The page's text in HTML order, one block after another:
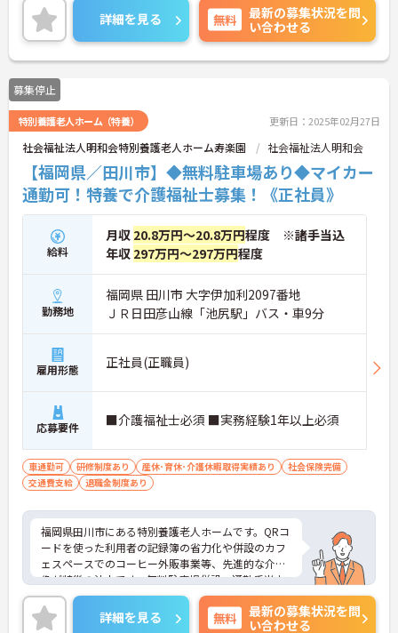
詳細を見る 無料
最新の募集状況を問
い合わせる
募集停止
特別養護老人ホーム（特養） 更新日：2025年02月27日
社会福祉法人明和会特別養護老人ホーム寿楽園 社会福祉法人明和会
【福岡県／田川市】◆無料駐車場あり◆マイカー
通勤可！特養で介護福祉士募集！《正社員》
給料
月収 20.8万円～20.8万円程度 ※諸手当込
年収 297万円～297万円程度
勤務地
福岡県 田川市 大字伊加利2097番地
ＪＲ日田彦山線「池尻駅」バス・車9分
雇用形態 正社員(正職員)
応募要件 ■介護福祉士必須 ■実務経験1年以上必須
車通勤可 研修制度あり 産休･育休･介護休暇取得実績あり
社会保険完備
交通費支給
退職金制度あり
福岡県田川市にある特別養護老人ホームです。QRコ
ードを使った利用者の記録簿の省力化や併設のカフ
ェスペースでのコーヒー外販事業等、先進的な介護
像が特徴の法人です。無料駐車場併設、通勤手当支
給制度等、スマートな働き方を求めるかたにピッタ
リです。
詳細を見る 無料
最新の募集状況を問
い合わせる